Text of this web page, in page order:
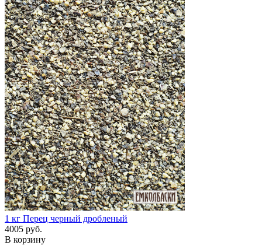
1 кг Перец черный дробленый
4005 руб.
В корзину